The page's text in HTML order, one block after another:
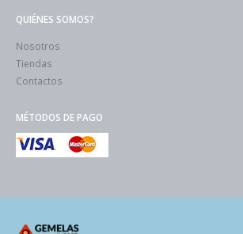
QUIÉNES SOMOS?
Nosotros
Tiendas
Contactos
MÉTODOS DE PAGO